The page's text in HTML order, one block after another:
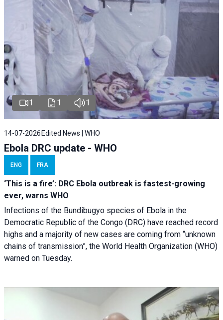
1 1 1
14-07-2026 Edited News | WHO
Ebola DRC update - WHO
ENG FRA
‘This is a fire’: DRC Ebola outbreak is fastest-growing
ever, warns WHO
Infections of the Bundibugyo species of Ebola in the
Democratic Republic of the Congo (DRC) have reached record
highs and a majority of new cases are coming from “unknown
chains of transmission”, the World Health Organization (WHO)
warned on Tuesday.